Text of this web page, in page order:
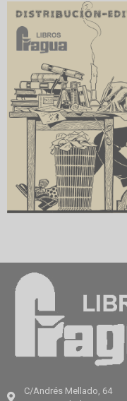
C/Andrés Mellado, 64